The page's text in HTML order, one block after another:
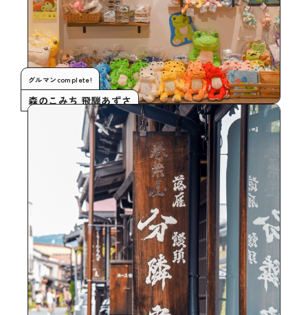
グルマンcomplete!
森のこみち 飛騨あずさ